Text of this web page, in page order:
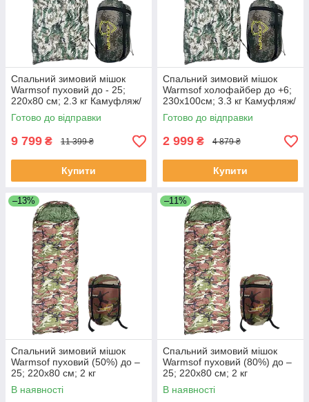
Спальний зимовий мішок
Warmsof пуховий до - 25;
220х80 см; 2.3 кг Камуфляж/
Хакі з капюшоном
(PND502300)
Готово до відправки
9 799 ₴ 11 399 ₴
Купити
Спальний зимовий мішок
Warmsof холофайбер до +6;
230х100см; 3.3 кг Камуфляж/
Хакі з капюшоном (PPH3300)
Готово до відправки
2 999 ₴ 4 879 ₴
Купити
–13%
Спальний зимовий мішок
Warmsof пуховий (50%) до –
25; 220х80 см; 2 кг
Камуфляж/Хакі з капюшоном
(FND502000)
В наявності
–11%
Спальний зимовий мішок
Warmsof пуховий (80%) до –
25; 220х80 см; 2 кг
Камуфляж/Хакі з капюшоном
(FND802000)
В наявності